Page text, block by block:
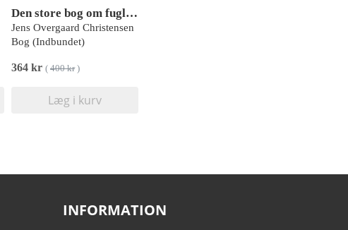
Den store bog om fugle i Danmark
Jens Overgaard Christensen
Bog (Indbundet)
364 kr ( 400 kr)
Læg i kurv
INFORMATION